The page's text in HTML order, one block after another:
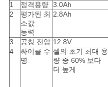
조
회
를
1 정격용량 3.0Ah
2
평가된 최
소값
능력
2.8Ah
3 공칭 전압 12.8V
4
싸이클 수
명
셀의 초기 최대 용
량 중 60% 보다
더 높게